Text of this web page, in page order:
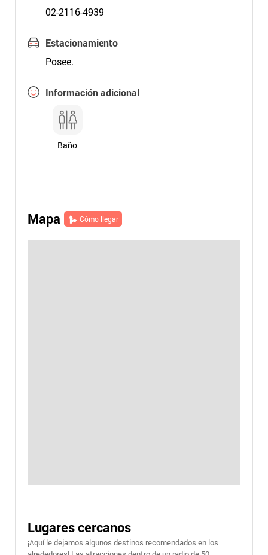
02-2116-4939
Estacionamiento
Posee.
Información adicional
Baño
Mapa Cómo llegar
Lugares cercanos
¡Aquí le dejamos algunos destinos recomendados en los